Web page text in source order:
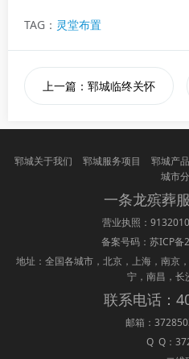
TAG： 灵堂布置
上一篇：郓城临终关怀
郓城关于我们 郓城服务项目 郓城产
城市
一条龙殡葬
营业执照：
备案号码： 苏ICP备
地址：全国各城市，北京，上海，南京
宁，南昌，长
联系电话：
邮箱：
Q Q：